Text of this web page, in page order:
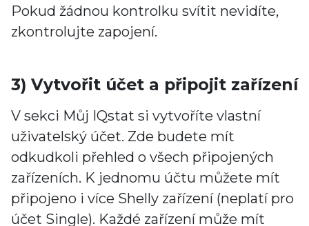
Pokud žádnou kontrolku svítit nevidíte,
zkontrolujte zapojení.
3) Vytvořit účet a připojit zařízení
V sekci Můj IQstat si vytvoříte vlastní
uživatelský účet. Zde budete mít
odkudkoli přehled o všech připojených
zařízeních. K jednomu účtu můžete mít
připojeno i více Shelly zařízení (neplatí pro
účet Single). Každé zařízení může mít